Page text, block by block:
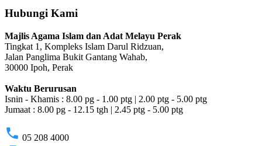
Hubungi Kami
Majlis Agama Islam dan Adat Melayu Perak
Tingkat 1, Kompleks Islam Darul Ridzuan,
Jalan Panglima Bukit Gantang Wahab,
30000 Ipoh, Perak
Waktu Berurusan
Isnin - Khamis : 8.00 pg - 1.00 ptg | 2.00 ptg - 5.00 ptg
Jumaat : 8.00 pg - 12.15 tgh | 2.45 ptg - 5.00 ptg
phone 05 208 4000